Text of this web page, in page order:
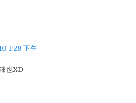
1:28 下午
也XD